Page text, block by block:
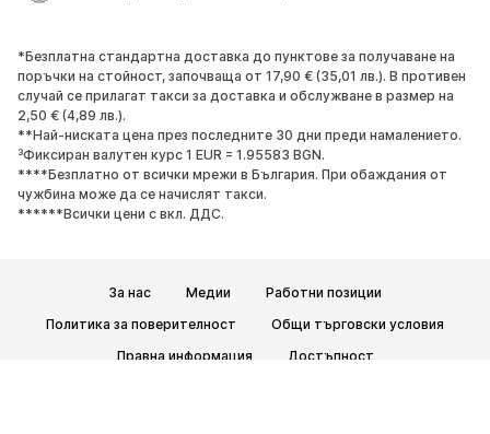
*Безплатна стандартна доставка до пунктове за получаване на
поръчки на стойност, започваща от 17,90 € (35,01 лв.). В противен
случай се прилагат такси за доставка и обслужване в размер на
2,50 € (4,89 лв.).
**Най-ниската цена през последните 30 дни преди намалението.
³Фиксиран валутен курс 1 EUR = 1.95583 BGN.
****Безплатно от всички мрежи в България. При обаждания от
чужбина може да се начислят такси.
******Всички цени с вкл. ДДС.
За нас Медии
Работни позиции
Политика за поверителност
Общи търговски условия
Правна информация
Достъпност